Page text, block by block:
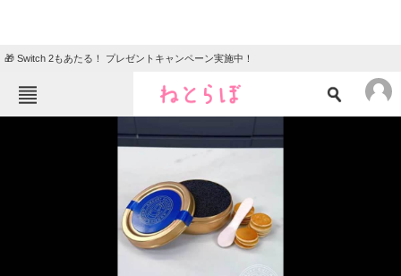
🎁 Switch 2もあたる！ プレゼントキャンペーン実施中！
ニュース
クイズ
地域
教育・育児